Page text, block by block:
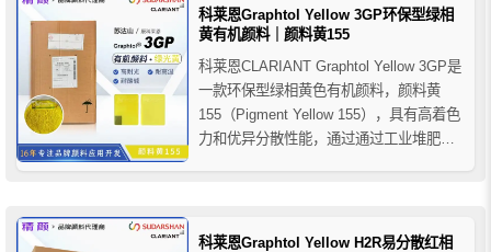
科莱恩Graphtol Yellow 3GP环保型绿相
黄有机颜料｜颜料黄155
科莱恩CLARIANT Graphtol Yellow 3GP是
一款环保型绿相黄色有机颜料，颜料黄
155（Pigment Yellow 155），具有高着色
力和优异分散性能，通过通过工业堆肥认
科莱恩Graphtol Yellow H2R易分散红相